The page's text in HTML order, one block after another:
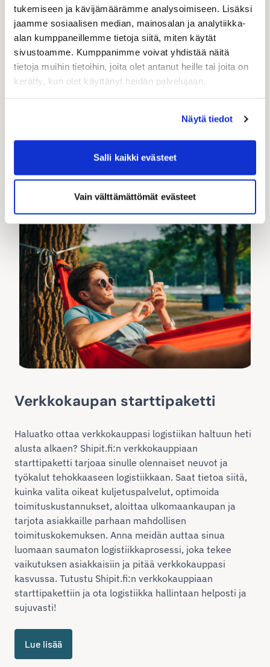
tukemiseen ja kävijämäärämme analysoimiseen. Lisäksi
jaamme sosiaalisen median, mainosalan ja analytiikka-
alan kumppaneillemme tietoja siitä, miten käytät
sivustoamme. Kumppanimme voivat yhdistää näitä
tietoja muihin tietoihin, joita olet antanut heille tai joita on
kerätty, kun olet käyttänyt heidän palvelujaan.
Näytä tiedot
Salli kaikki evästeet
Vain välttämättömät evästeet
Puhelin
+358
Viesti*
Verkkokaupan starttipaketti
Haluatko ottaa verkkokauppasi logistiikan haltuun heti
alusta alkaen? Shipit.fi:n verkkokauppiaan
starttipaketti tarjoaa sinulle olennaiset neuvot ja
työkalut tehokkaaseen logistiikkaan. Saat tietoa siitä,
kuinka valita oikeat kuljetuspalvelut, optimoida
toimituskustannukset, aloittaa ulkomaankaupan ja
tarjota asiakkaille parhaan mahdollisen
toimituskokemuksen. Anna meidän auttaa sinua
luomaan saumaton logistiikkaprosessi, joka tekee
vaikutuksen asiakkaisiin ja pitää verkkokauppasi
kasvussa. Tutustu Shipit.fi:n verkkokauppiaan
starttipakettiin ja ota logistiikka hallintaan helposti ja
sujuvasti!
Lue lisää